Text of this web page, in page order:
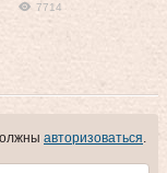
7714
авторизоваться.